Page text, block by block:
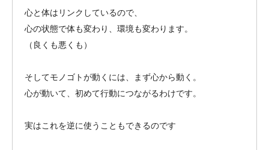
心と体はリンクしているので、
心の状態で体も変わり、環境も変わります。
（良くも悪くも）
そしてモノゴトが動くには、まず心から動く。
心が動いて、初めて行動につながるわけです。
実はこれを逆に使うこともできるのです